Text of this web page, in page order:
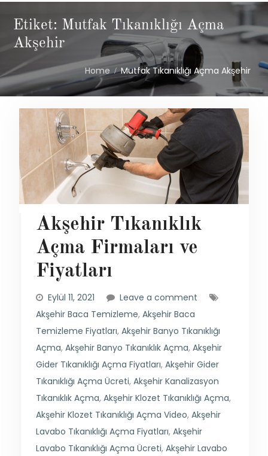
Etiket: Mutfak Tıkanıklığı Açma
Akşehir
Home Mutfak Tıkanıklığı Açma Akşehir
Akşehir Tıkanıklık
Açma Firmaları ve
Fiyatları
Eylül 11, 2021
Leave a comment
Akşehir Baca Temizleme, Akşehir Baca
Temizleme Fiyatları, Akşehir Banyo Tıkanıklığı
Açma, Akşehir Banyo Tıkanıklık Açma, Akşehir
Gider Tıkanıklığı Açma Fiyatları, Akşehir Gider
Tıkanıklığı Açma Ücreti, Akşehir Kanalizasyon
Tıkanıklık Açma, Akşehir Klozet Tıkanıklığı Açma,
Akşehir Klozet Tıkanıklığı Açma Video, Akşehir
Lavabo Tıkanıklığı Açma Fiyatları, Akşehir
Lavabo Tıkanıklığı Açma Ücreti, Akşehir Lavabo